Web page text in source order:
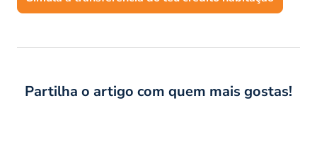
Partilha o artigo com quem mais gostas!